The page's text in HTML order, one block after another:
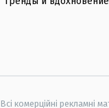
Всі комерційні рекламні